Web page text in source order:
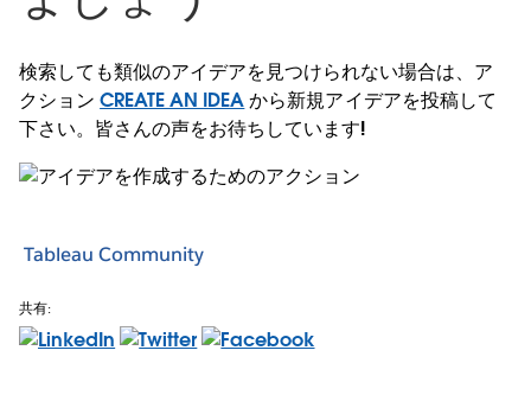
検索しても類似のアイデアを見つけられない場合は、ア
クションCREATE AN IDEAから新規アイデアを投稿して
下さい。皆さんの声をお待ちしています!
Tableau Community
共有: